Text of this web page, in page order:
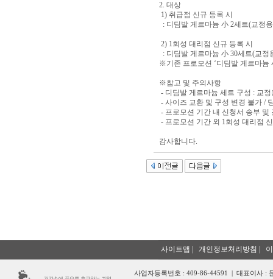
2. 대상
1) 취급점 신규 등록 시
: 디딤발 게르마늄 小 2세트(교정
2) 1회성 대리점 신규 등록 시
: 디딤발 게르마늄 小 30세트(교정
※기존 프로모션 ‘디딤발 게르마늄
※참고 및 주의사항
- 디딤발 게르마늄 세트 구성 : 교
- 사이즈 교환 및 구성 변경 불가 /
- 프로모션 기간 내 신청서 송부 및
- 프로모션 기간 외 1회성 대리점
감사합니다.
사이트맵 개인정보처리방침
사업자등록번호 : 409-86-44591 | 대표이사 :